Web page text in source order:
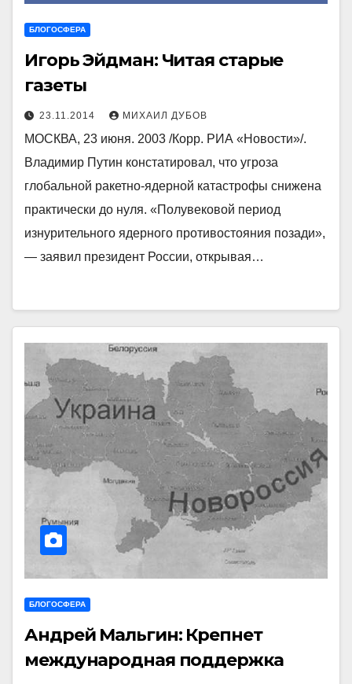
БЛОГОСФЕРА
Игорь Эйдман: Читая старые
газеты
23.11.2014 МИХАИЛ ДУБОВ
МОСКВА, 23 июня. 2003 /Корр. РИА «Новости»/.
Владимир Путин констатировал, что угроза
глобальной ракетно-ядерной катастрофы снижена
практически до нуля. «Полувековой период
изнурительного ядерного противостояния позади»,
— заявил президент России, открывая…
БЛОГОСФЕРА
Андрей Мальгин: Крепнет
международная поддержка